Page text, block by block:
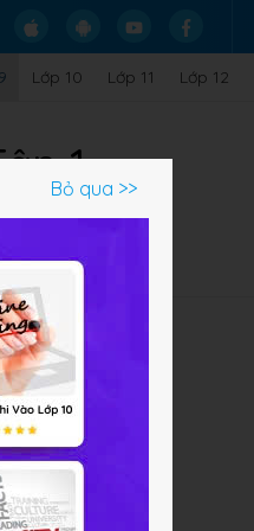
Lớp 10 Lớp 11 Lớp 12
1
Bỏ qua >>